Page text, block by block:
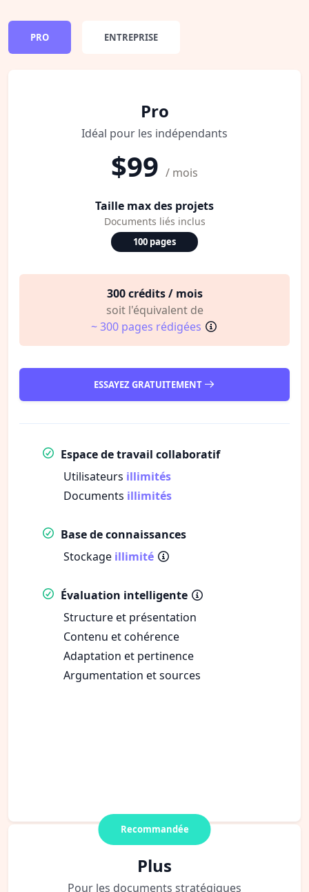
PRO ENTREPRISE
Pro
Idéal pour les indépendants
$99 / mois
Taille max des projets
Documents liés inclus
100 pages
300 crédits / mois
soit l'équivalent de
~ 300 pages rédigées
ESSAYEZ GRATUITEMENT
Espace de travail collaboratif
Utilisateurs illimités
Documents illimités
Base de connaissances
Stockage illimité
Évaluation intelligente
Structure et présentation
Contenu et cohérence
Adaptation et pertinence
Argumentation et sources
Recommandée
Plus
Pour les documents stratégiques